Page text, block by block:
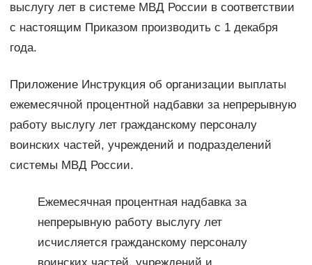
выслугу лет в системе МВД России в соответствии
с настоящим Приказом производить с 1 декабря
года.
Приложение Инструкция об организации выплаты
ежемесячной процентной надбавки за непрерывную
работу выслугу лет гражданскому персоналу
воинских частей, учреждений и подразделений
системы МВД России.
Ежемесячная процентная надбавка за
непрерывную работу выслугу лет
исчисляется гражданскому персоналу